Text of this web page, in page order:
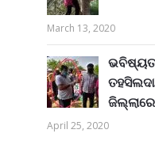
March 13, 2020
ଭବିଷ୍ୟତ
April 25, 2020